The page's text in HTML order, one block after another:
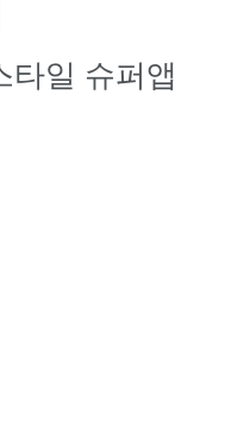
타일 슈퍼앱